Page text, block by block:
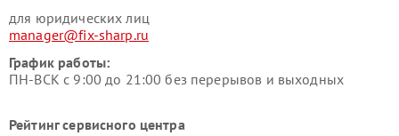
для юридических лиц
manager@fix-sharp.ru
График работы:
ПН-ВСК с 9:00 до 21:00 без перерывов и выходных
Рейтинг сервисного центра